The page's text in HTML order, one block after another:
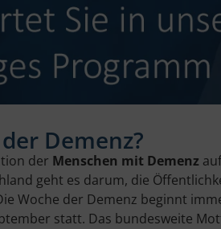
Demenz?
der Menschen mit Demenz
geht es darum, die
Woche der Demenz beginnt
statt. Das bundesweite